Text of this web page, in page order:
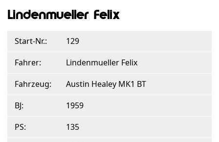
Lindenmueller Felix
Start-Nr.:
129
Fahrer:
Lindenmueller Felix
Fahrzeug:
Austin Healey MK1 BT
BJ:
1959
PS:
135